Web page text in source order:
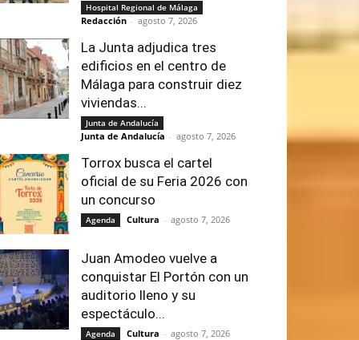
Hospital Regional de Málaga
Redacción - agosto 7, 2026
La Junta adjudica tres
edificios en el centro de
Málaga para construir diez
viviendas...
Junta de Andalucía
Junta de Andalucía - agosto 7, 2026
Torrox busca el cartel
oficial de su Feria 2026 con
un concurso
Agenda Cultura - agosto 7, 2026
Juan Amodeo vuelve a
conquistar El Portón con un
auditorio lleno y su
espectáculo...
Agenda Cultura - agosto 7, 2026